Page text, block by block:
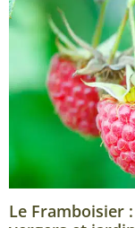
Le Framboisier